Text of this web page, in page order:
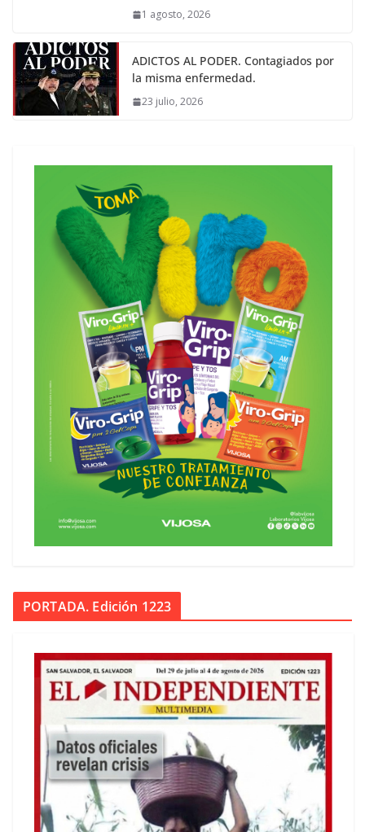
1 agosto, 2026
ADICTOS AL PODER. Contagiados por
la misma enfermedad.
23 julio, 2026
PORTADA. Edición 1223